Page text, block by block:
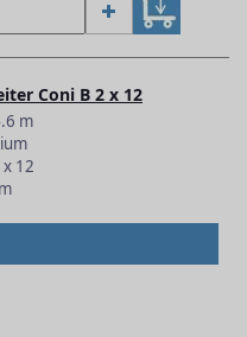
Coni B 2 x 12
m
12